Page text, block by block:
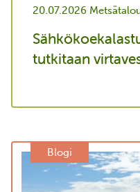
20.07.2026
tutkitaan
Blogi